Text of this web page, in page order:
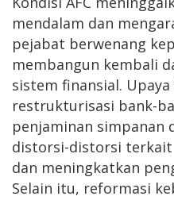
mendalam dan
pejabat berwenang
membangun kembali
sistem finansial.
restrukturisasi bank-
penjaminan simpanan
distorsi-distorsi
dan meningkatkan
Selain itu, reformasi